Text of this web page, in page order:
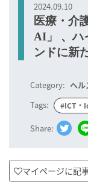
2024.09.10
医療・介
AI」 、ハ
ンドに新
Category: ヘル
Tags:
#ICT・
Share:
マイページに記